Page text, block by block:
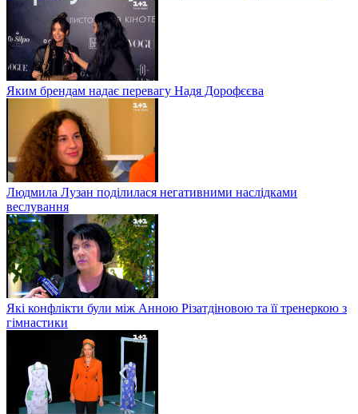
Яким брендам надає перевагу Надя Дорофєєва
Людмила Лузан поділилася негативними наслідками
веслування
Які конфлікти були між Анною Різатдіновою та її тренеркою з
гімнастики